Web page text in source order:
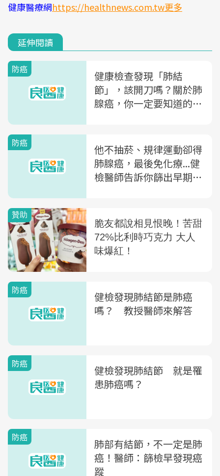
健康醫療網https://healthnews.com.tw更多
延伸閱讀
防癌
健康檢查發現「肺結
節」，該開刀嗎？關於肺
腺癌，你一定要知道的幾
防癌
他不抽菸、規律運動卻得
肺腺癌，最後免化療...健
檢醫師告訴你篩出早期肺
防癌
健檢發現肺結節是肺癌
嗎？ 教授醫師來解答
防癌
健檢發現肺結節 就是罹
患肺癌嗎？
防癌
肺部有結節，不一定是肺
癌！醫師：篩檢早發現癌
蹤